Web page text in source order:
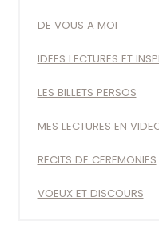
DE VOUS A MOI
IDEES LECTURES ET
LES BILLETS PERSOS
MES LECTURES EN
RECITS DE CEREMONIES
VOEUX ET DISCOURS